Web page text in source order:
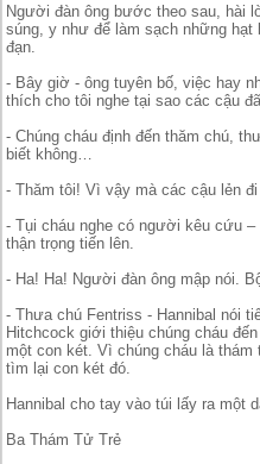
Người đàn ông bước theo sau, hài
súng, y như để làm sạch những
đạn.
- Bây giờ - ông tuyên bố, việc hay
thích cho tôi nghe tại sao các cậu
- Chúng cháu định đến thăm chú,
biết không…
- Thăm tôi! Vì vậy mà các cậu lẻn
- Tụi cháu nghe có người kêu cứu
thận trọng tiến lên.
- Ha! Ha! Người đàn ông mập nói.
- Thưa chú Fentriss - Hannibal nói
Hitchcock giới thiệu chúng cháu
một con két. Vì chúng cháu là
tìm lại con két đó.
Hannibal cho tay vào túi lấy ra một
Ba Thám Tử Trẻ